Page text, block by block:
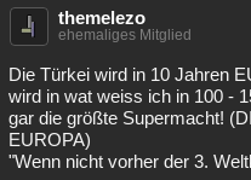
themelezo
ehemaliges Mitglied
Die Türkei wird in 10 Jahren
wird in wat weiss ich in 100 -
gar die größte Supermacht!
EUROPA)
"Wenn nicht vorher der 3.